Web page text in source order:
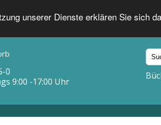
unserer Dienste erklären Sie sich
0
9:00 -17:00 Uhr